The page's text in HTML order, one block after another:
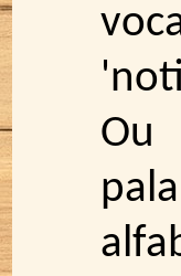
Ou